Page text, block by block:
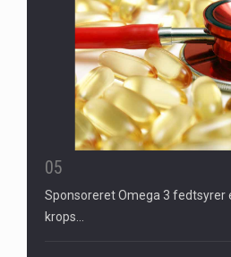
05
Sponsoreret Omega 3 fedtsyrer
krops…